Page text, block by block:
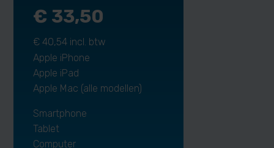
€ 33,50
€ 40,54 incl. btw
Apple iPhone
Apple iPad
Apple Mac (alle modellen)
Smartphone
Tablet
Computer